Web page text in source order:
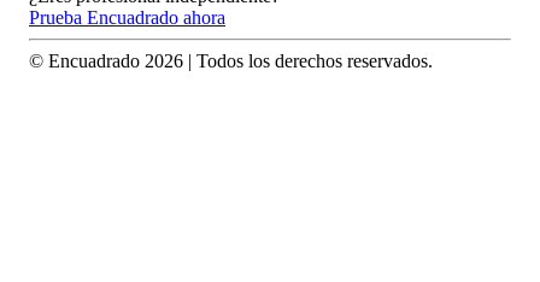
Prueba Encuadrado ahora
© Encuadrado 2026 | Todos los derechos reservados.